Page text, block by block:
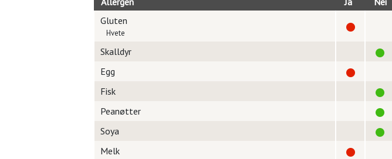
Gluten
Hvete
Skalldyr
Egg
Fisk
Peanøtter
Soya
Melk